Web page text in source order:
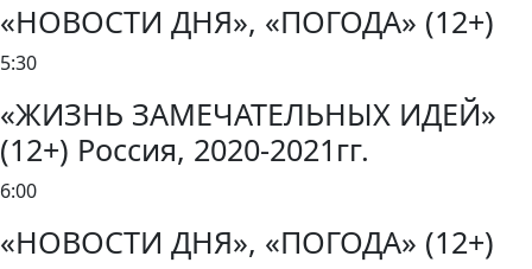
«НОВОСТИ ДНЯ», «ПОГОДА» (12+)
5:30
«ЖИЗНЬ ЗАМЕЧАТЕЛЬНЫХ ИДЕЙ»
(12+) Россия, 2020-2021гг.
6:00
«НОВОСТИ ДНЯ», «ПОГОДА» (12+)